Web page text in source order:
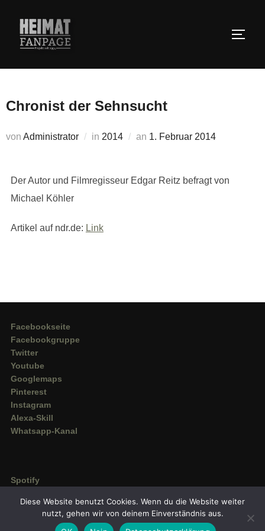
Inhalt
springen
Chronist der Sehnsucht
von Administrator in 2014 an Veröffentlicht
1. Februar 2014
Der Autor und Filmregisseur Edgar Reitz befragt von
Michael Köhler
Artikel auf ndr.de: Link
Facebookseite
Facebookgruppe
Twitter
Youtube
Googlemaps
Pinterest
Instagram
Alexa-Skill
Whatsapp-Kanal
Spotify
Amazon Music
Diese Website benutzt Cookies. Wenn du die Website weiter
nutzt, gehen wir von deinem Einverständnis aus.